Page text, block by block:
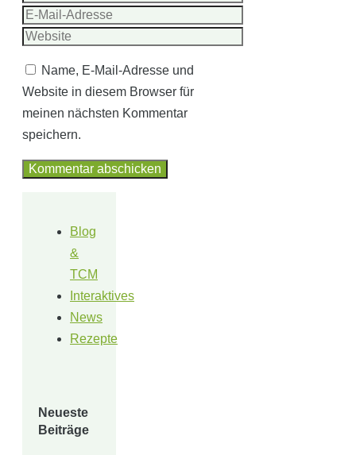
E-
Mail-
Website
Name, E-Mail-Adresse und
Website in diesem Browser für
meinen nächsten Kommentar
speichern.
Blog
&
TCM
Interaktives
News
Rezepte
Neueste
Beiträge